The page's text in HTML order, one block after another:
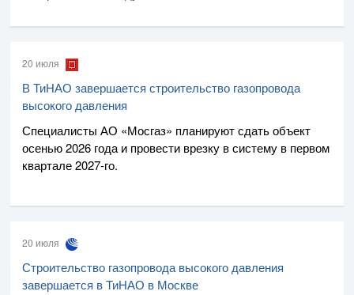
20 июля
В ТиНАО завершается строительство газопровода
высокого давления
Специалисты АО «Мосгаз» планируют сдать объект
осенью 2026 года и провести врезку в систему в первом
квартале2027-го.
20 июля
Строительство газопровода высокого давления
завершается в ТиНАО в Москве